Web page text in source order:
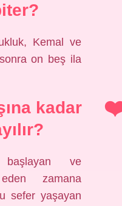
Kemal ve
on beş ila
kadar
başlayan ve
zamana
sefer yaşayan